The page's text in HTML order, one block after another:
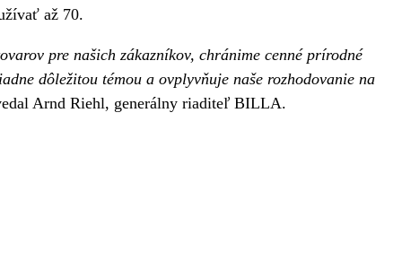
až 70.
pre našich zákazníkov, chránime cenné prírodné
dôležitou témou a ovplyvňuje naše rozhodovanie na
Arnd Riehl, generálny riaditeľ BILLA.